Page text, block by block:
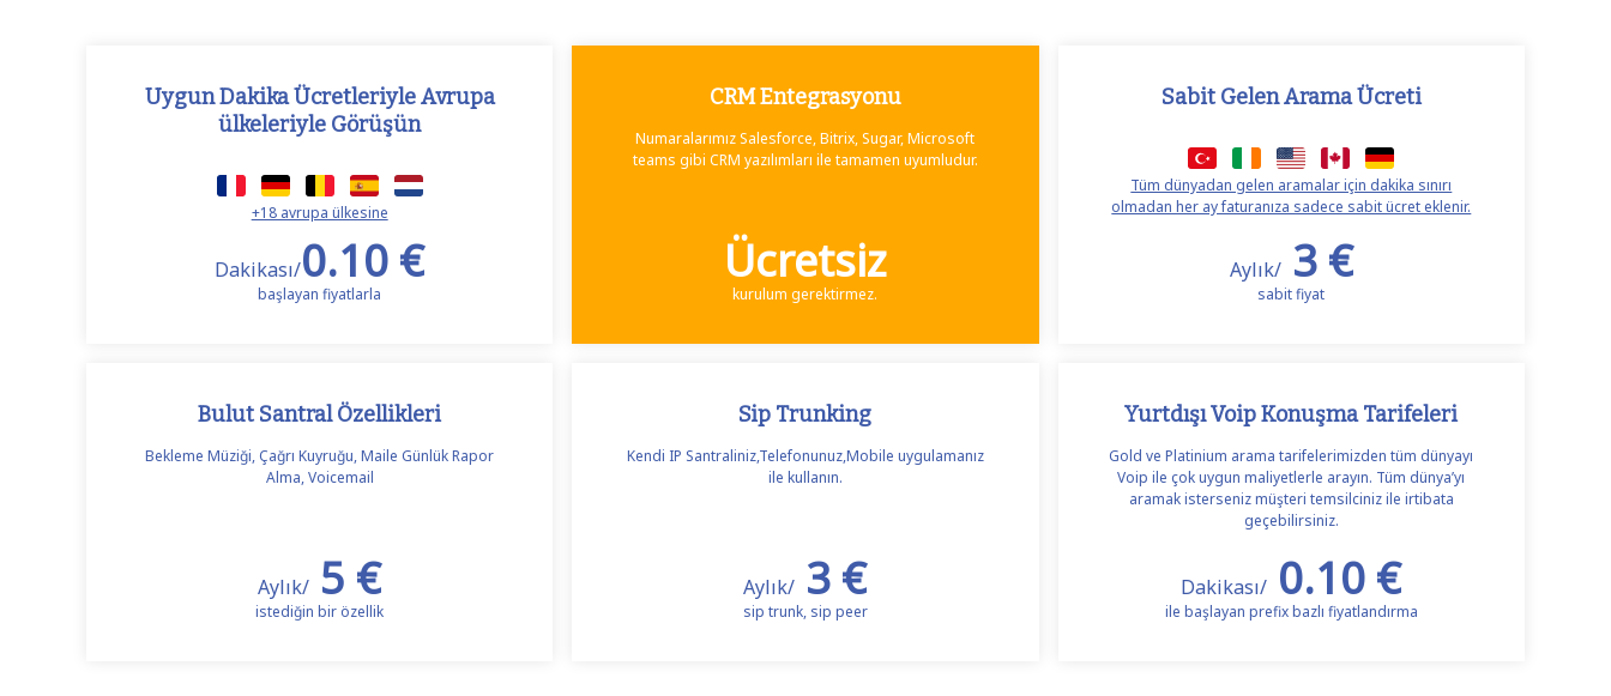
Uygun Dakika Ücretleriyle Avrupa
ülkeleriyle Görüşün
+18 avrupa ülkesine
Dakikası/0.10 €
başlayan fiyatlarla
CRM Entegrasyonu
Numaralarımız Salesforce, Bitrix, Sugar, Microsoft
teams gibi CRM yazılımları ile tamamen uyumludur.
Ücretsiz
kurulum gerektirmez.
Sabit Gelen Arama Ücreti
Tüm dünyadan gelen aramalar için dakika sınırı
olmadan her ay faturanıza sadece sabit ücret eklenir.
Aylık/3 €
sabit fiyat
Bulut Santral Özellikleri
Bekleme Müziği, Çağrı Kuyruğu, Maile Günlük Rapor
Alma, Voicemail
Aylık/ 5 €
istediğin bir özellik
Sip Trunking
Kendi IP Santraliniz,Telefonunuz,Mobile uygulamanız
ile kullanın.
Aylık/ 3 €
sip trunk, sip peer
Yurtdışı Voip Konuşma Tarifeleri
Gold ve Platinium arama tarifelerimizden tüm dünyayı
Voip ile çok uygun maliyetlerle arayın. Tüm dünya’yı
aramak isterseniz müşteri temsilciniz ile irtibata
geçebilirsiniz.
Dakikası/ 0.10 €
ile başlayan prefix bazlı fiyatlandırma